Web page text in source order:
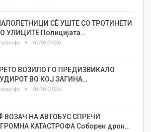
СÈ УШТЕ СО ТРОТИНЕТИ
УЛИЦИТЕ Полицијата…
07/08/2026
ВОЗИЛО ГО ПРЕДИЗВИКАЛО
ВО КОЈ ЗАГИНА…
08/08/2026
ВОЗАЧ НА АВТОБУС СПРЕЧИ
КАТАСТРОФА Соборен дрон…